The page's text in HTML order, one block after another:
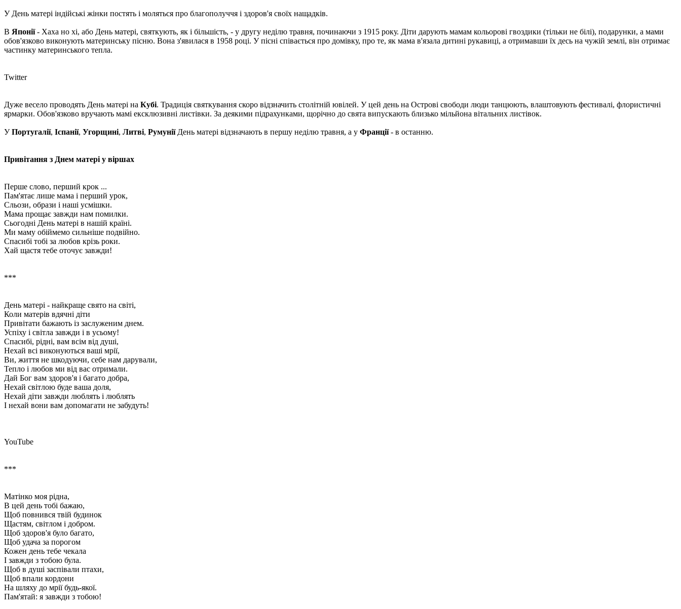
У День матері індійські жінки постять і моляться про благополуччя і здоров'я своїх нащадків.
В Японії- Хаха но хі, або День матері, святкують, як і більшість, - у другу неділю травня, починаючи з 1915 року. Діти дарують мамам кольорові гвоздики (тільки не білі), подарунки, а мами
обов'язково виконують материнську пісню. Вона з'явилася в 1958 році. У пісні співається про домівку, про те, як мама в'язала дитині рукавиці, а отримавши їх десь на чужій землі, він отримає
частинку материнського тепла.
Twitter
Дуже весело проводять День матері на Кубі. Традиція святкування скоро відзначить столітній ювілей. У цей день на Острові свободи люди танцюють, влаштовують фестивалі, флористичні
ярмарки. Обов'язково вручають мамі ексклюзивні листівки. За деякими підрахунками, щорічно до свята випускають близько мільйона вітальних листівок.
УПортугалії, Іспанії, Угорщині, Литві, РумуніїДень матері відзначають в першу неділю травня, а у Франції- в останню.
Привітання з Днем ​​матері у віршах
Перше слово, перший крок ...
Пам'ятає лише мама і перший урок,
Сльози, образи і наші усмішки.
Мама прощає завжди нам помилки.
Сьогодні День матері в нашій країні.
Ми маму обіймемо сильніше подвійно.
Спасибі тобі за любов крізь роки.
Хай щастя тебе оточує завжди!
***
День матері - найкраще свято на світі,
Коли матерів вдячні діти
Привітати бажають із заслуженим днем.
Успіху і світла завжди і в усьому!
Спасибі, рідні, вам всім від душі,
Нехай всі виконуються ваші мрії,
Ви, життя не шкодуючи, себе нам дарували,
Тепло і любов ми від вас отримали.
Дай Бог вам здоров'я і багато добра,
Нехай світлою буде ваша доля,
Нехай діти завжди люблять і люблять
І нехай вони вам допомагати не забудуть!
YouTube
***
Матінко моя рідна,
В цей день тобі бажаю,
Щоб повнився твій будинок
Щастям, світлом і добром.
Щоб здоров'я було багато,
Щоб удача за порогом
Кожен день тебе чекала
І завжди з тобою була.
Щоб в душі заспівали птахи,
Щоб впали кордони
На шляху до мрії будь-якої.
Пам'ятай: я завжди з тобою!